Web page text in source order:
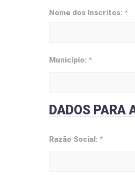
Nome dos Inscritos: *
Município: *
DADOS PARA
Razão Social: *